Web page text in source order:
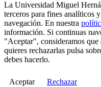
La Universidad Miguel
terceros para fines analíticos
navegación. En nuestra
información. Si continuas
"Aceptar", consideramos que
quieres rechazarlas pulsa
debes hacerlo.
Aceptar Rechazar